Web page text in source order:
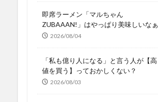
即席ラーメン「マルちゃん
ZUBAAAN!」はやっぱり美味しいなぁ
2026/08/04
「私も億り人になる」と言う人が【高
値を買う】っておかしくない？
2026/08/03